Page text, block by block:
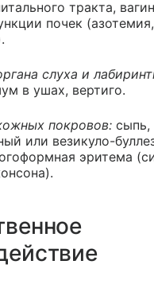
тракта,
почек
слуха и
в ушах, вертиго.
покровов: сыпь,
или везикуло-
эритема